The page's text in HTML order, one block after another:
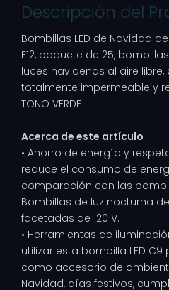
Descripción del
Bombillas LED de Navidad
E12, paquete de 25,
luces navideñas al aire
totalmente impermeable y
TONO VERDE
Acerca de este artículo
• Ahorro de energía y
reduce el consumo de
comparación con las
Bombillas de luz nocturna
facetadas de 120 V.
• Herramientas de
utilizar esta bombilla LED
como accesorio de
Navidad, días festivos,